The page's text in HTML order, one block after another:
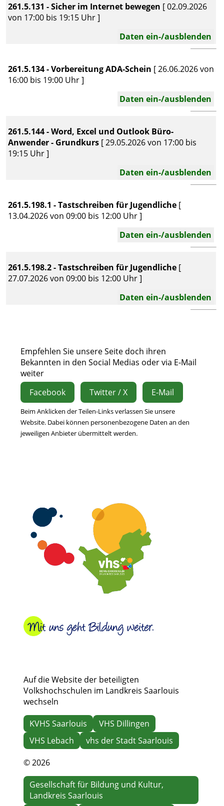
261.5.131 - Sicher im Internet bewegen [ 02.09.2026
von 17:00 bis 19:15 Uhr ]
Daten ein-/ausblenden
261.5.134 - Vorbereitung ADA-Schein [ 26.06.2026 von
16:00 bis 19:00 Uhr ]
Daten ein-/ausblenden
261.5.144 - Word, Excel und Outlook Büro-
Anwender - Grundkurs [ 29.05.2026 von 17:00 bis
19:15 Uhr ]
Daten ein-/ausblenden
261.5.198.1 - Tastschreiben für Jugendliche [
13.04.2026 von 09:00 bis 12:00 Uhr ]
Daten ein-/ausblenden
261.5.198.2 - Tastschreiben für Jugendliche [
27.07.2026 von 09:00 bis 12:00 Uhr ]
Daten ein-/ausblenden
Empfehlen Sie unsere Seite doch ihren
Bekannten in den Social Medias oder via E-Mail
weiter
Facebook
Twitter / X E-Mail
Beim Anklicken der Teilen-Links verlassen Sie unsere
Website. Dabei können personenbezogene Daten an den
jeweiligen Anbieter übermittelt werden.
Auf die Website der beteiligten
Volkshochschulen im Landkreis Saarlouis
wechseln
KVHS Saarlouis
VHS Dillingen
VHS Lebach
vhs der Stadt Saarlouis
© 2026
Gesellschaft für Bildung und Kultur,
Landkreis Saarlouis